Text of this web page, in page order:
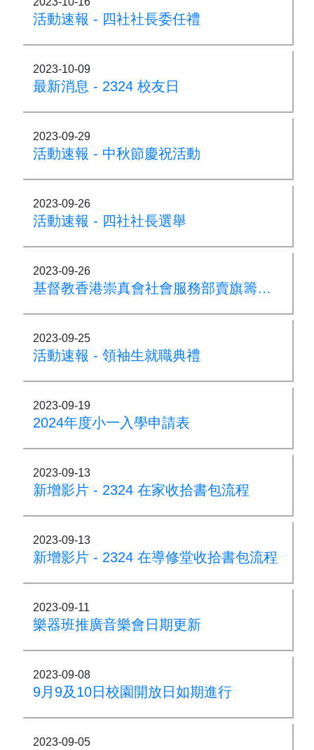
活動速報 - 四社社長委任禮
2023-10-09
最新消息 - 2324 校友日
2023-09-29
活動速報 - 中秋節慶祝活動
2023-09-26
活動速報 - 四社社長選舉
2023-09-26
基督教香港崇真會社會服務部賣旗籌款活動
2023-09-25
活動速報 - 領袖生就職典禮
2023-09-19
2024年度小一入學申請表
2023-09-13
新增影片 - 2324 在家收拾書包流程
2023-09-13
新增影片 - 2324 在導修堂收拾書包流程
2023-09-11
樂器班推廣音樂會日期更新
2023-09-08
9月9及10日校園開放日如期進行
2023-09-05